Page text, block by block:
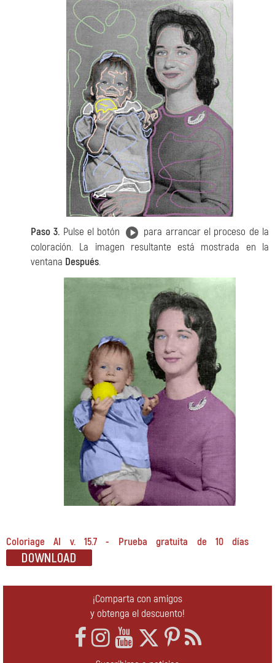
Paso 3. Pulse el botón
para arrancar el proceso de la
coloración. La imagen resultante está mostrada en la
ventana Después.
Coloriage AI v. 15.7 - Prueba gratuita de 10 días
¡Comparta con amigos
y obtenga el descuento!